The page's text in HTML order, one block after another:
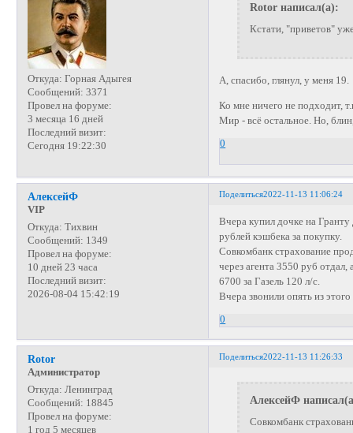
Откуда: Горная Адыгея
Сообщений: 3371
Провел на форуме:
3 месяца 16 дней
Последний визит:
Сегодня 19:22:30
Rotor написал(а):
Кстати, "приветов"
А, спасибо, глянул, у меня 19.
Ко мне ничего не подходит,
Мир - всё остальное. Но,
0
Поделиться2022-11-13 11:06:24
АлексейФ
VIP
Откуда: Тихвин
Сообщений: 1349
Провел на форуме:
10 дней 23 часа
Последний визит:
2026-08-04 15:42:19
Вчера купил дочке на
рублей кэшбека за покупку.
Совкомбанк страхование
через агента 3550 руб отдал,
6700 за Газель 120 л/с.
Вчера звонили опять из
0
Поделиться2022-11-13 11:26:33
Rotor
Администратор
Откуда: Ленинград
Сообщений: 18845
Провел на форуме:
1 год 5 месяцев
АлексейФ
Совкомбанк